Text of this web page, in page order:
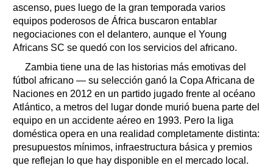
ascenso, pues luego de la gran temporada varios
equipos poderosos de África buscaron entablar
negociaciones con el delantero, aunque el Young
Africans SC se quedó con los servicios del africano.
Zambia tiene una de las historias más emotivas del
fútbol africano — su selección ganó la Copa Africana de
Naciones en 2012 en un partido jugado frente al océano
Atlántico, a metros del lugar donde murió buena parte del
equipo en un accidente aéreo en 1993. Pero la liga
doméstica opera en una realidad completamente distinta:
presupuestos mínimos, infraestructura básica y premios
que reflejan lo que hay disponible en el mercado local.